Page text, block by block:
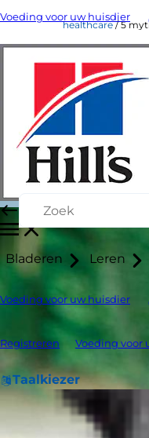
Voeding voor uw huisdier
Bladeren Leren
Voeding voor uw huisdier
Registreren Voeding voor
Taalkiezer
healthcare 5